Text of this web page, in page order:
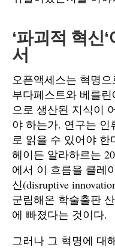
‘파괴적 혁신‘
서
오픈액세스는 혁명
부다페스트와 베를
으로 생산된 지식이
야 하는가. 연구는
로 읽을 수 있어야
헤이든 알라하르는
에서 이 흐름을 클레
신(disruptive
군림해온 학술출판
에 빠졌다는 것이다.
그러나 그 혁명에 대